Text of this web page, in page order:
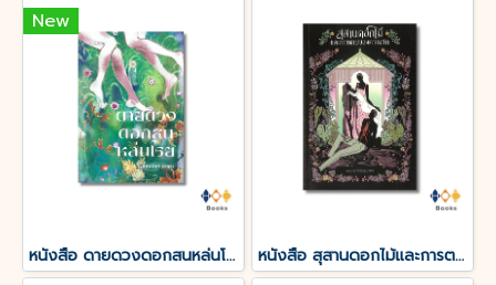
New
หนังสือ ดายดวงดอกสนหล่นโรย หนังสือ สุสานดอกไม้และการตายของความรัก